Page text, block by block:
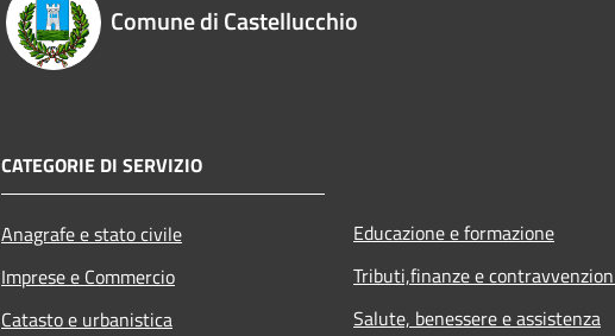
Comune di Castellucchio
CATEGORIE DI SERVIZIO
Anagrafe e stato civile
Imprese e Commercio
Catasto e urbanistica
Educazione e formazione
Tributi,finanze e
Salute, benessere e assistenza